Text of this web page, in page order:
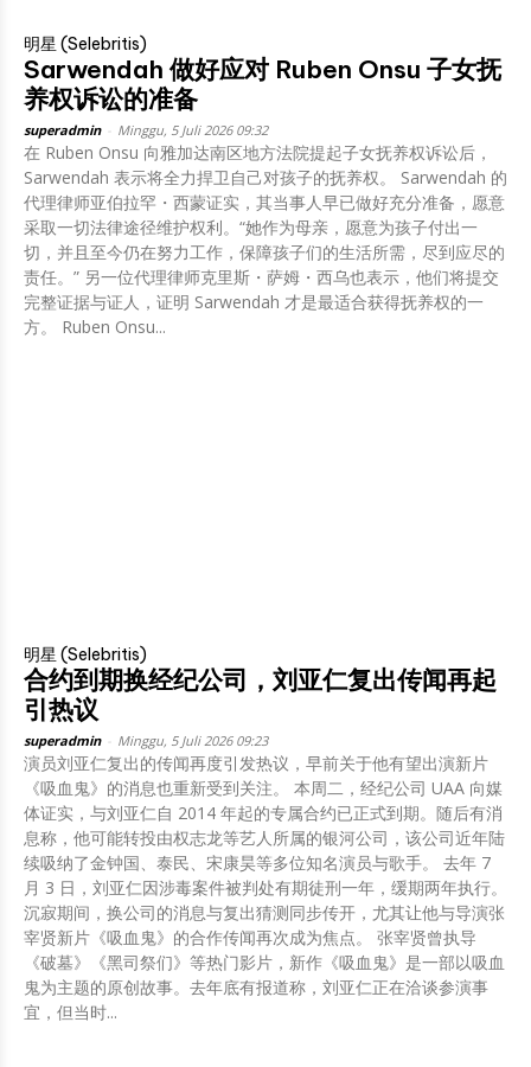
明星 (Selebritis)
Sarwendah 做好应对 Ruben Onsu 子女抚
养权诉讼的准备
superadmin Minggu, 5 Juli 2026 09:32
在 Ruben Onsu 向雅加达南区地方法院提起子女抚养权诉讼后，
Sarwendah 表示将全力捍卫自己对孩子的抚养权。 Sarwendah 的
代理律师亚伯拉罕・西蒙证实，其当事人早已做好充分准备，愿意
采取一切法律途径维护权利。“她作为母亲，愿意为孩子付出一
切，并且至今仍在努力工作，保障孩子们的生活所需，尽到应尽的
责任。” 另一位代理律师克里斯・萨姆・西乌也表示，他们将提交
完整证据与证人，证明 Sarwendah 才是最适合获得抚养权的一
方。 Ruben Onsu...
明星 (Selebritis)
合约到期换经纪公司，刘亚仁复出传闻再起
引热议
superadmin Minggu, 5 Juli 2026 09:23
演员刘亚仁复出的传闻再度引发热议，早前关于他有望出演新片
《吸血鬼》的消息也重新受到关注。 本周二，经纪公司 UAA 向媒
体证实，与刘亚仁自 2014 年起的专属合约已正式到期。随后有消
息称，他可能转投由权志龙等艺人所属的银河公司，该公司近年陆
续吸纳了金钟国、泰民、宋康昊等多位知名演员与歌手。 去年 7
月 3 日，刘亚仁因涉毒案件被判处有期徒刑一年，缓期两年执行。
沉寂期间，换公司的消息与复出猜测同步传开，尤其让他与导演张
宰贤新片《吸血鬼》的合作传闻再次成为焦点。 张宰贤曾执导
《破墓》《黑司祭们》等热门影片，新作《吸血鬼》是一部以吸血
鬼为主题的原创故事。去年底有报道称，刘亚仁正在洽谈参演事
宜，但当时...